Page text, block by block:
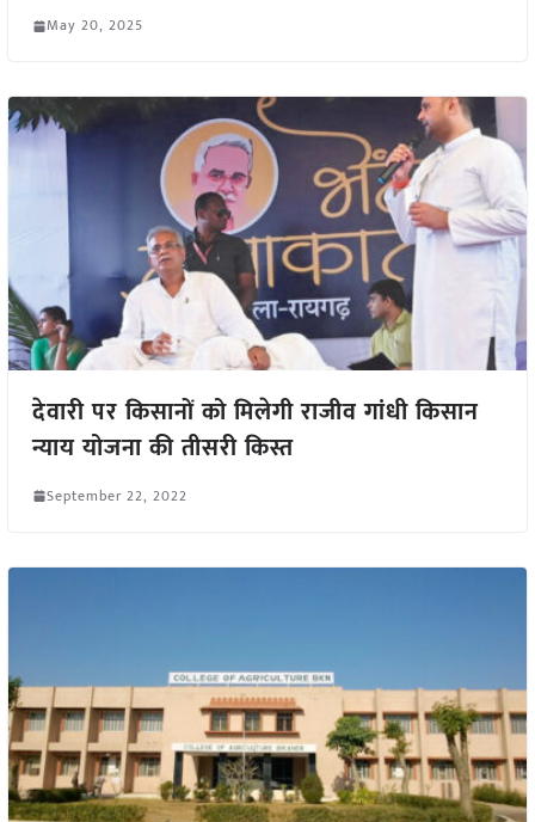
May 20, 2025
देवारी पर किसानों को मिलेगी राजीव गांधी किसान
न्याय योजना की तीसरी किस्त
September 22, 2022